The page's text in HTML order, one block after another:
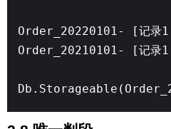
Order_20220101- [记
Order_20210101- [记录